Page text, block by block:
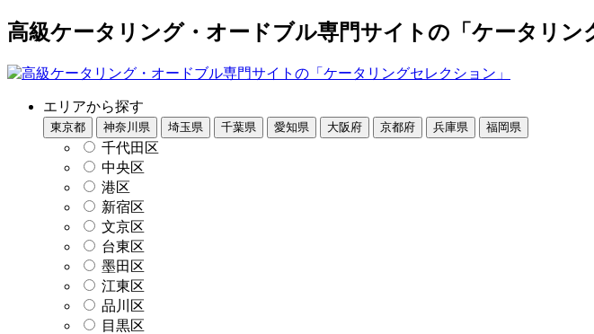
高級ケータリング・オードブル専門サイトの「ケータリン
エリアから探す
東京都 神奈川県 埼玉県 千葉県 愛知県 大阪府 京都府 兵庫県 福岡県
千代田区
中央区
港区
新宿区
文京区
台東区
墨田区
江東区
品川区
目黒区